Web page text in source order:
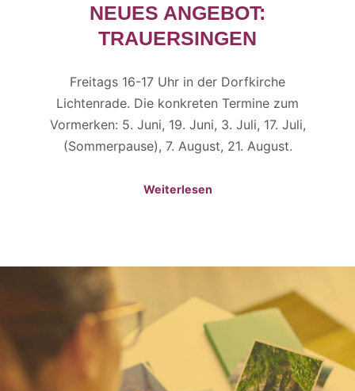
NEUES ANGEBOT:
TRAUERSINGEN
Freitags 16-17 Uhr in der Dorfkirche
Lichtenrade. Die konkreten Termine zum
Vormerken: 5. Juni, 19. Juni, 3. Juli, 17. Juli,
(Sommerpause), 7. August, 21. August.
Weiterlesen